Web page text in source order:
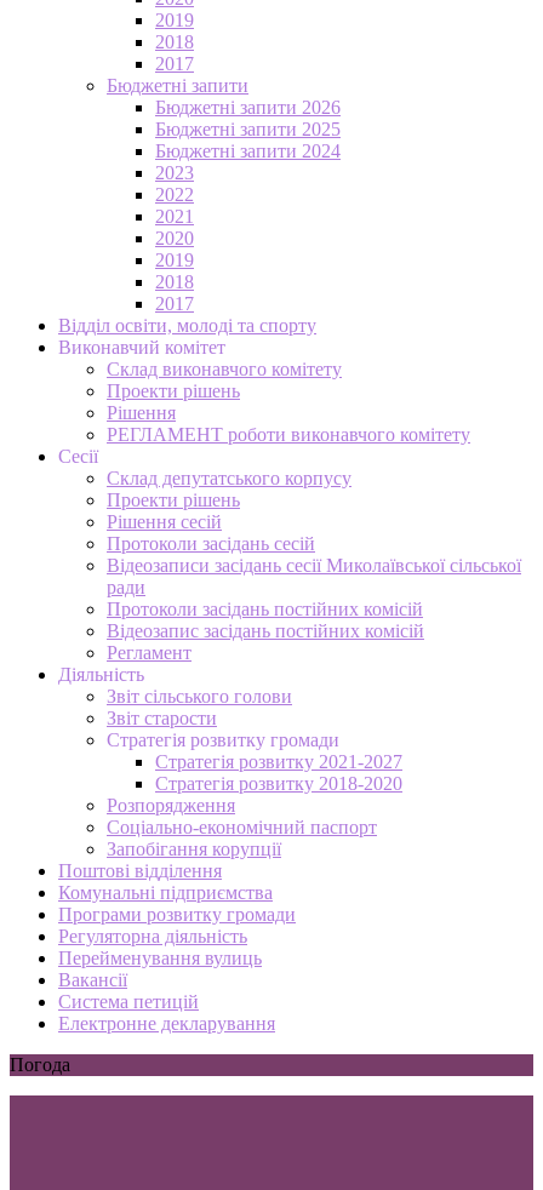
2019
2018
2017
Бюджетні запити
Бюджетні запити 2026
Бюджетні запити 2025
Бюджетні запити 2024
2023
2022
2021
2020
2019
2018
2017
Відділ освіти, молоді та спорту
Виконавчий комітет
Склад виконавчого комітету
Проекти рішень
Рішення
РЕГЛАМЕНТ роботи виконавчого комітету
Сесії
Склад депутатського корпусу
Проекти рішень
Рішення сесій
Протоколи засідань сесій
Відеозаписи засідань сесії Миколаївської сільської
ради
Протоколи засідань постійних комісій
Відеозапис засідань постійних комісій
Регламент
Діяльність
Звіт сільського голови
Звіт старости
Стратегія розвитку громади
Стратегія розвитку 2021-2027
Стратегія розвитку 2018-2020
Розпорядження
Соціально-економічний паспорт
Запобігання корупції
Поштові відділення
Комунальні підприємства
Програми розвитку громади
Регуляторна діяльність
Перейменування вулиць
Вакансії
Система петицій
Електронне декларування
Погода